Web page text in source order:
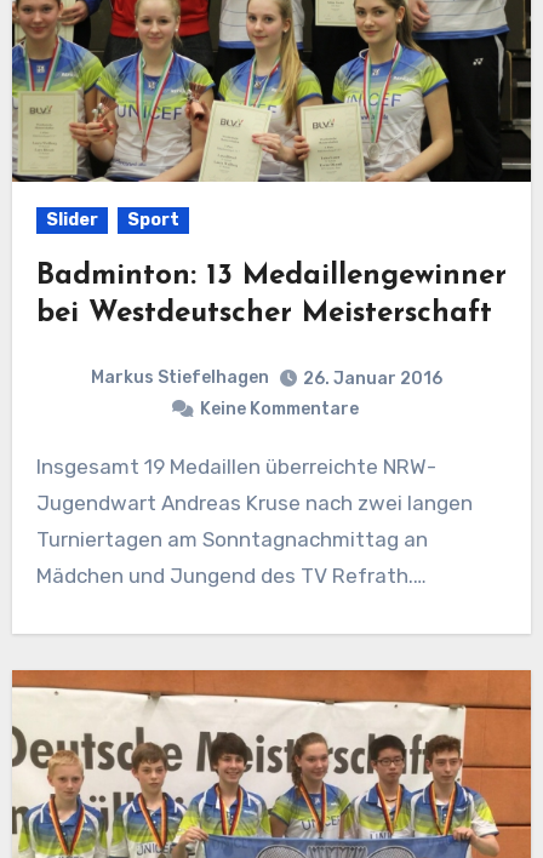
Slider Sport
Badminton: 13 Medaillengewinner
bei Westdeutscher Meisterschaft
Markus Stiefelhagen
26. Januar 2016
Keine Kommentare
Insgesamt 19 Medaillen überreichte NRW-
Jugendwart Andreas Kruse nach zwei langen
Turniertagen am Sonntagnachmittag an
Mädchen und Jungend des TV Refrath.…